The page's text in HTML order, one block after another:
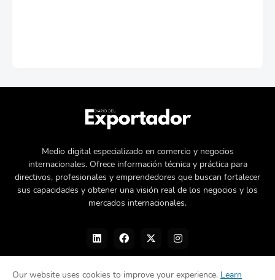
Medio digital especializado en comercio y negocios
internacionales. Ofrece información técnica y práctica para
directivos, profesionales y emprendedores que buscan fortalecer
sus capacidades y obtener una visión real de los negocios y los
mercados internacionales.
Our website uses cookies to improve your experience. Learn